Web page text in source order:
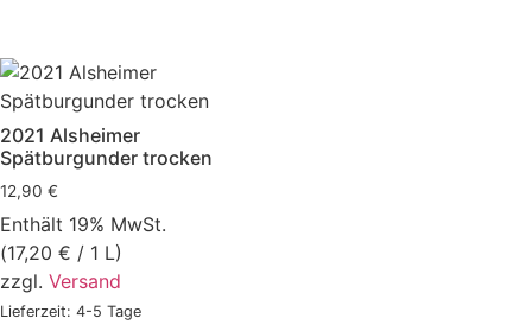
2021 Alsheimer
Spätburgunder trocken
12,90 €
Enthält 19% MwSt.
(17,20 € / 1 L)
zzgl. Versand
Lieferzeit: 4-5 Tage